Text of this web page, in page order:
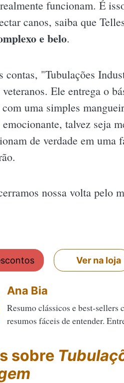
funcionam. É
canos, saiba que
e belo.
contas, "Tubulações
Ele entrega o
uma simples
talvez seja
de verdade em uma
nossa volta pelo
Ver na loja
Ana Bia
Resumo clássicos e best-sellers
resumos fáceis de entender.
sobre